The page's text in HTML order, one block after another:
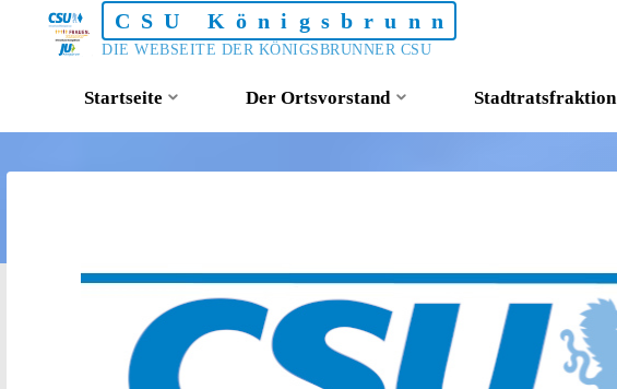
CSU Königsbrunn
DIE WEBSEITE DER KÖNIGSBRUNNER CSU
Startseite Der Ortsvorstand Stadtratsfraktion